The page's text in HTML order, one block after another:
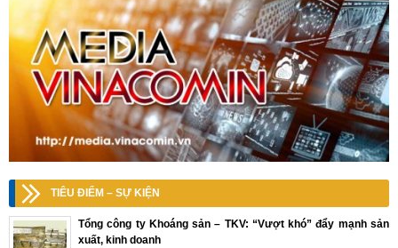
TIÊU ĐIỂM – SỰ KIỆN
Tổng công ty Khoáng sản – TKV: “Vượt khó” đẩy mạnh sản
xuất, kinh doanh